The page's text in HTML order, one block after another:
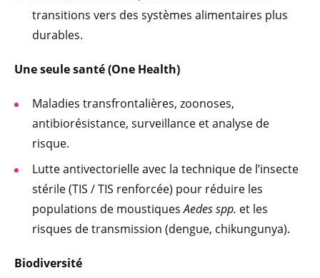
transitions vers des systèmes alimentaires plus
durables.
Une seule santé (One Health)
Maladies transfrontalières, zoonoses,
antibiorésistance, surveillance et analyse de
risque.
Lutte antivectorielle avec la technique de l’insecte
stérile (TIS / TIS renforcée) pour réduire les
populations de moustiquesAedes spp. et les
risques de transmission (dengue, chikungunya).
Biodiversité